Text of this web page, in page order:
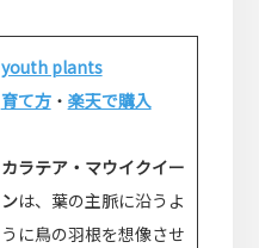
youth plants
育て方・ 楽天で購入
カラテア・マウイクイー
ンは、葉の主脈に沿うよ
うに鳥の羽根を想像させ